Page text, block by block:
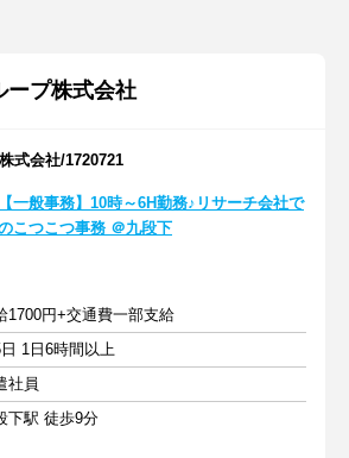
ープ株式会社
式会社/1720721
【一般事務】10時～6H勤務♪リサーチ会社で
こつこつ事務 ＠九段下
1700円+交通費一部支給
1日6時間以上
社員
下駅 徒歩9分